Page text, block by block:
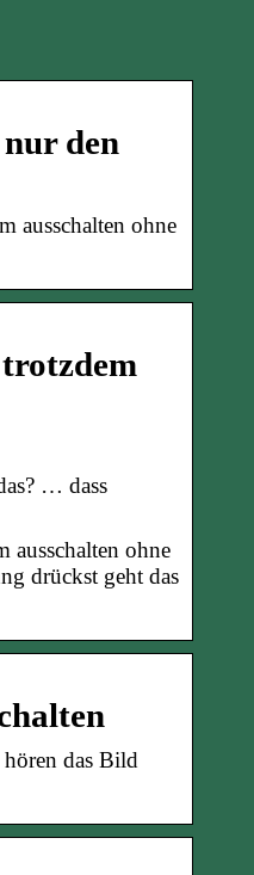
den
ausschalten ohne
… dass
ausschalten ohne
drückst geht das
das Bild